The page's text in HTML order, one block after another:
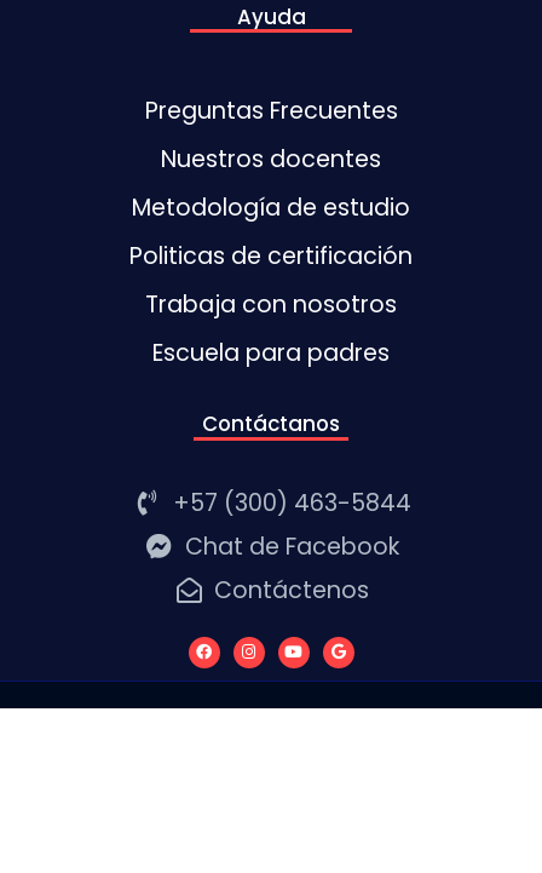
Ayuda
Preguntas Frecuentes
Nuestros docentes
Metodología de estudio
Politicas de certificación
Trabaja con nosotros
Escuela para padres
Contáctanos
+57 (300) 463-5844
Chat de Facebook
Contáctenos